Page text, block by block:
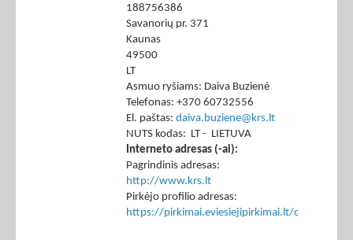
188756386
Savanorių pr. 371
Kaunas
49500
LT
Asmuo ryšiams: Daiva Buzienė
Telefonas: +370 60732556
El. paštas: daiva.buziene@krs.lt
NUTS kodas: LT - LIETUVA
Interneto adresas (-ai):
Pagrindinis adresas:
http://www.krs.lt
Pirkėjo profilio adresas:
https://pirkimai.eviesiejipirkimai.lt/ctm/